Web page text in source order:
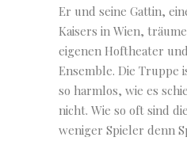
Er und seine Gattin,
Kaisers in Wien,
eigenen Hoftheater
Ensemble. Die Truppe
so harmlos, wie es
nicht. Wie so oft sind
weniger Spieler denn